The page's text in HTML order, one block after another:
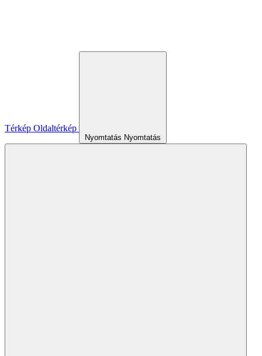
Térkép Oldaltérkép
Nyomtatás Nyomtatás